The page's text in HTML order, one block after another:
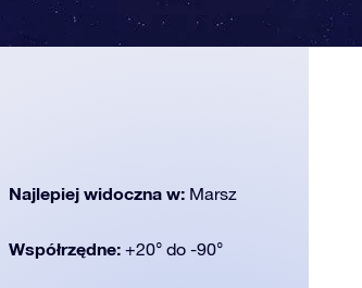
Najlepiej widoczna w: Marsz
Współrzędne: +20° do -90°